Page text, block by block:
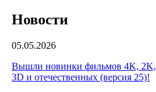
Новости
05.05.2026
Вышли новинки фильмов 4K, 2K,
3D и отечественных (версия 25)!